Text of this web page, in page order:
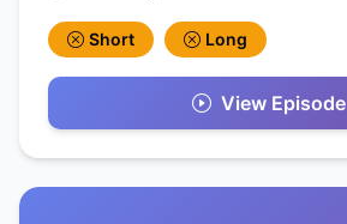
Short Long
View Episode